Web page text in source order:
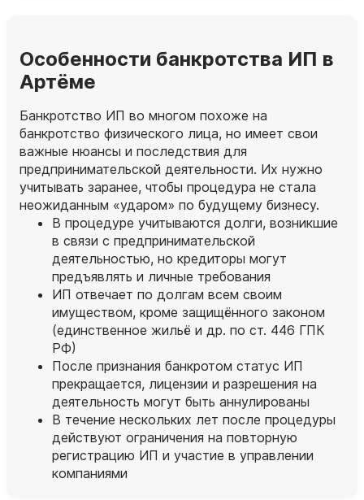
Особенности банкротства ИП в
Артёме
Банкротство ИП во многом похоже на
банкротство физического лица, но имеет свои
важные нюансы и последствия для
предпринимательской деятельности. Их нужно
учитывать заранее, чтобы процедура не стала
неожиданным «ударом» по будущему бизнесу.
В процедуре учитываются долги, возникшие
в связи с предпринимательской
деятельностью, но кредиторы могут
предъявлять и личные требования
ИП отвечает по долгам всем своим
имуществом, кроме защищённого законом
(единственное жильё и др. по ст. 446 ГПК
РФ)
После признания банкротом статус ИП
прекращается, лицензии и разрешения на
деятельность могут быть аннулированы
В течение нескольких лет после процедуры
действуют ограничения на повторную
регистрацию ИП и участие в управлении
компаниями